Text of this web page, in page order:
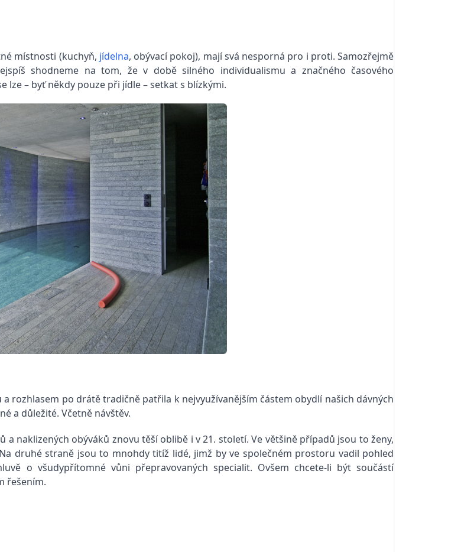
místnosti (kuchyň, jídelna, obývací pokoj), mají svá nesporná pro i proti. Samozřejmě
shodneme na tom, že v době silného individualismu a značného časového
– byť někdy pouze při jídle – setkat s blízkými.
rozhlasem po drátě tradičně patřila k nejvyužívanějším částem obydlí našich dávných
a důležité. Včetně návštěv.
naklizených obýváků znovu těší oblibě i v 21. století. Ve většině případů jsou to ženy,
druhé straně jsou to mnohdy titíž lidé, jimž by ve společném prostoru vadil pohled
o všudypřítomné vůni přepravovaných specialit. Ovšem chcete-li být součástí
řešením.